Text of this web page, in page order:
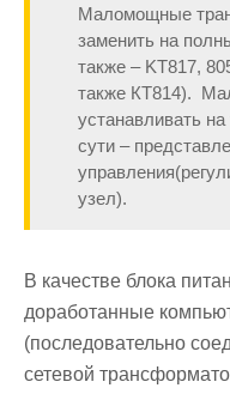
Маломощные
заменить на
также – KT817,
также КТ814).
устанавливать
сути –
узел).
В качестве блока
доработанные
(последовательно
сетевой